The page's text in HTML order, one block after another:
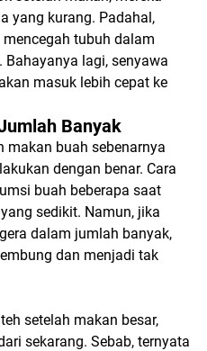
yang kurang. Padahal,
tubuh dalam
lagi, senyawa
masuk lebih cepat ke
Banyak
makan buah sebenarnya
dengan benar. Cara
buah beberapa saat
sedikit. Namun, jika
dalam jumlah banyak,
dan menjadi tak
setelah makan besar,
sekarang. Sebab, ternyata